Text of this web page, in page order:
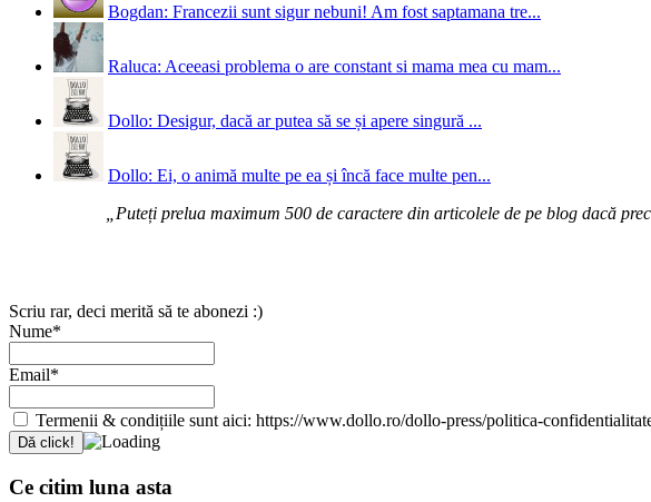
Bogdan: Francezii sunt sigur nebuni! Am fost saptamana tre...
Raluca: Aceeasi problema o are constant si mama mea cu mam...
Dollo: Desigur, dacă ar putea să se și apere singură ...
Dollo: Ei, o animă multe pe ea și încă face multe pen...
„Puteți prelua maximum 500 de caractere din articolele de pe blog dacă
Scriu rar, deci merită să te abonezi :)
Nume*
Email*
Termenii & condițiile sunt aici: https://www.dollo.ro/dollo-press/politica-
Ce citim luna asta